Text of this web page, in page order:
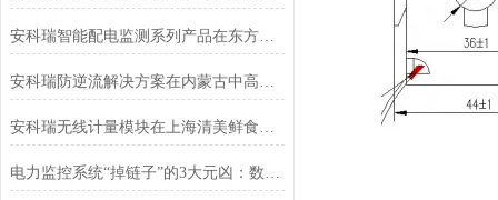
安科瑞智能配电监测系列产品在东方希望北海氧化铝项目的应用
安科瑞防逆流解决方案在内蒙古中高绿能能源7MW分布式光伏项目的应用
安科瑞无线计量模块在上海清美鲜食厂区项目中的应用
电力监控系统“掉链子”的3大元凶：数据延迟、误报与设备罢工